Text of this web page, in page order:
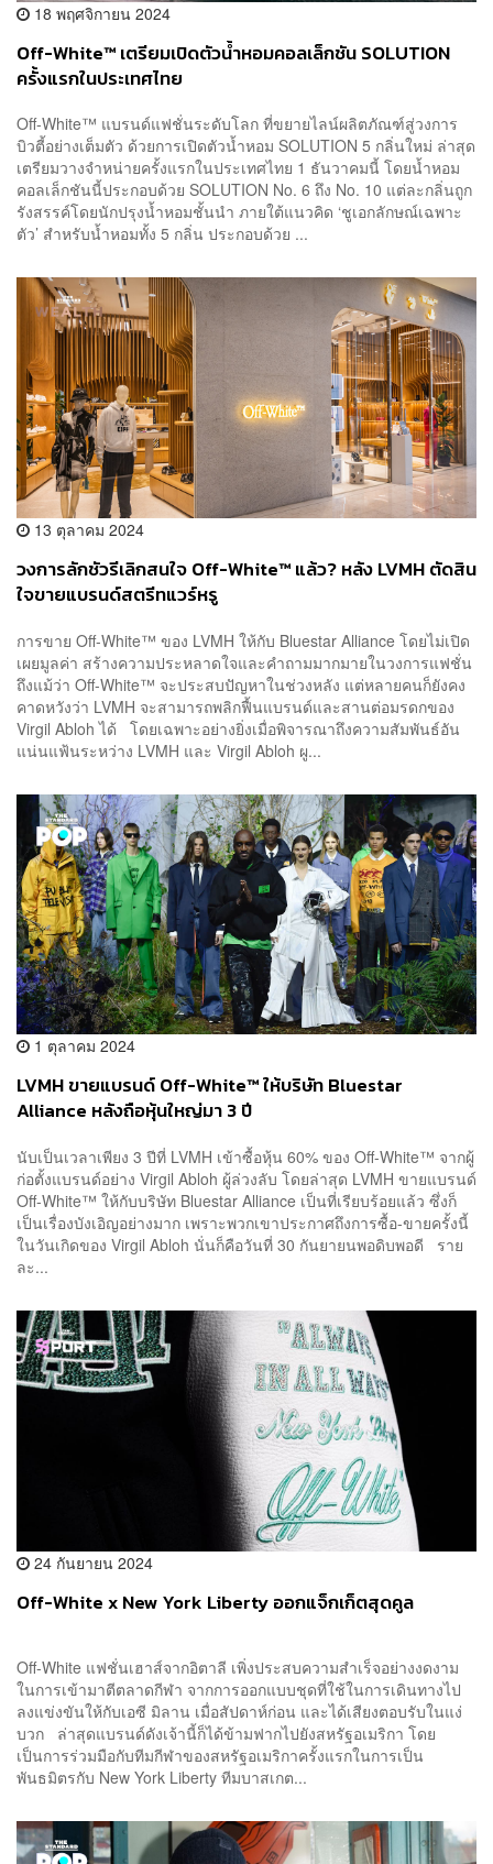
18 พฤศจิกายน 2024
Off-White™ เตรียมเปิดตัวน้ำหอมคอลเล็กชัน SOLUTION
ครั้งแรกในประเทศไทย
Off-White™ แบรนด์แฟชั่นระดับโลก ที่ขยายไลน์ผลิตภัณฑ์สู่วงการ
บิวตี้อย่างเต็มตัว ด้วยการเปิดตัวน้ำหอม SOLUTION 5 กลิ่นใหม่ ล่าสุด
เตรียมวางจำหน่ายครั้งแรกในประเทศไทย 1 ธันวาคมนี้ โดยน้ำหอม
คอลเล็กชันนี้ประกอบด้วย SOLUTION No. 6 ถึง No. 10 แต่ละกลิ่นถูก
รังสรรค์โดยนักปรุงน้ำหอมชั้นนำ ภายใต้แนวคิด ‘ชูเอกลักษณ์เฉพาะ
ตัว’ สำหรับน้ำหอมทั้ง 5 กลิ่น ประกอบด้วย ...
13 ตุลาคม 2024
วงการลักชัวรีเลิกสนใจ Off-White™ แล้ว? หลัง LVMH ตัดสิน
ใจขายแบรนด์สตรีทแวร์หรู
การขาย Off-White™ ของ LVMH ให้กับ Bluestar Alliance โดยไม่เปิด
เผยมูลค่า สร้างความประหลาดใจและคำถามมากมายในวงการแฟชั่น
ถึงแม้ว่า Off-White™ จะประสบปัญหาในช่วงหลัง แต่หลายคนก็ยังคง
คาดหวังว่า LVMH จะสามารถพลิกฟื้นแบรนด์และสานต่อมรดกของ
Virgil Abloh ได้ โดยเฉพาะอย่างยิ่งเมื่อพิจารณาถึงความสัมพันธ์อัน
แน่นแฟ้นระหว่าง LVMH และ Virgil Abloh ผู...
1 ตุลาคม 2024
LVMH ขายแบรนด์ Off-White™ ให้บริษัท Bluestar
Alliance หลังถือหุ้นใหญ่มา 3 ปี
นับเป็นเวลาเพียง 3 ปีที่ LVMH เข้าซื้อหุ้น 60% ของ Off-White™ จากผู้
ก่อตั้งแบรนด์อย่าง Virgil Abloh ผู้ล่วงลับ โดยล่าสุด LVMH ขายแบรนด์
Off-White™ ให้กับบริษัท Bluestar Alliance เป็นที่เรียบร้อยแล้ว ซึ่งก็
เป็นเรื่องบังเอิญอย่างมาก เพราะพวกเขาประกาศถึงการซื้อ-ขายครั้งนี้
ในวันเกิดของ Virgil Abloh นั่นก็คือวันที่ 30 กันยายนพอดิบพอดี ราย
ละ...
24 กันยายน 2024
Off-White x New York Liberty ออกแจ็กเก็ตสุดคูล
⁠Off-White แฟชั่นเฮาส์จากอิตาลี เพิ่งประสบความสำเร็จอย่างงดงาม
ในการเข้ามาตีตลาดกีฬา จากการออกแบบชุดที่ใช้ในการเดินทางไป
ลงแข่งขันให้กับเอซี มิลาน เมื่อสัปดาห์ก่อน และได้เสียงตอบรับในแง่
บวก ล่าสุดแบรนด์ดังเจ้านี้ก็ได้ข้ามฟากไปยังสหรัฐอเมริกา โดย
เป็นการร่วมมือกับทีมกีฬาของสหรัฐอเมริกาครั้งแรกในการเป็น
พันธมิตรกับ New York Liberty ทีมบาสเกต...